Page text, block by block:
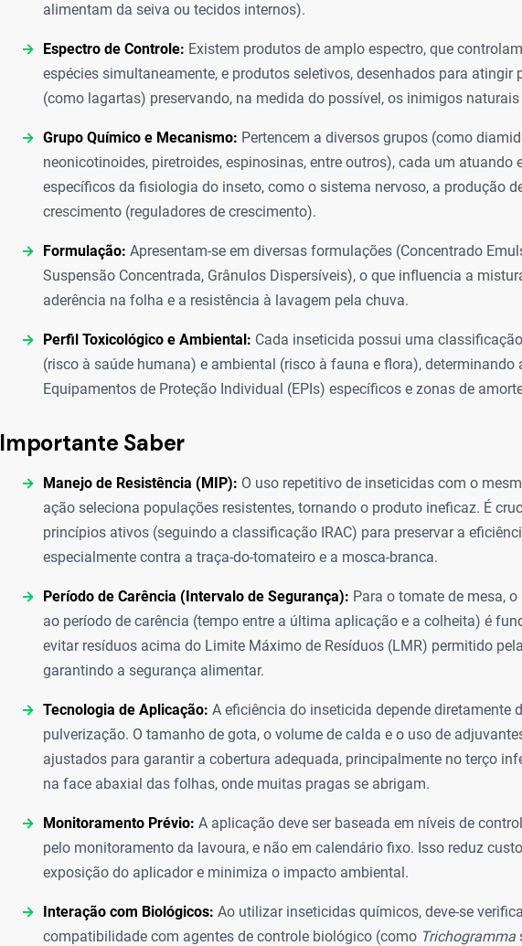
alimentam da seiva ou tecidos internos).
Espectro de Controle: Existem produtos de amplo espectro, que
espécies simultaneamente, e produtos seletivos, desenhados para atingir
(como lagartas) preservando, na medida do possível, os inimigos
Grupo Químico e Mecanismo: Pertencem a diversos grupos (como
neonicotinoides, piretroides, espinosinas, entre outros), cada um atuando
específicos da fisiologia do inseto, como o sistema nervoso, a produção
crescimento (reguladores de crescimento).
Formulação: Apresentam-se em diversas formulações (Concentrado
Suspensão Concentrada, Grânulos Dispersíveis), o que influencia a
aderência na folha e a resistência à lavagem pela chuva.
Perfil Toxicológico e Ambiental: Cada inseticida possui uma
(risco à saúde humana) e ambiental (risco à fauna e flora), determinando
Equipamentos de Proteção Individual (EPIs) específicos e zonas de
Importante Saber
Manejo de Resistência (MIP): O uso repetitivo de inseticidas com o
ação seleciona populações resistentes, tornando o produto ineficaz. É
princípios ativos (seguindo a classificação IRAC) para preservar a
especialmente contra a traça-do-tomateiro e a mosca-branca.
Período de Carência (Intervalo de Segurança): Para o tomate de mesa,
ao período de carência (tempo entre a última aplicação e a colheita) é
evitar resíduos acima do Limite Máximo de Resíduos (LMR) permitido
garantindo a segurança alimentar.
Tecnologia de Aplicação: A eficiência do inseticida depende diretamente
pulverização. O tamanho de gota, o volume de calda e o uso de
ajustados para garantir a cobertura adequada, principalmente no terço
na face abaxial das folhas, onde muitas pragas se abrigam.
Monitoramento Prévio: A aplicação deve ser baseada em níveis de
pelo monitoramento da lavoura, e não em calendário fixo. Isso reduz
exposição do aplicador e minimiza o impacto ambiental.
Interação com Biológicos: Ao utilizar inseticidas químicos, deve-se
compatibilidade com agentes de controle biológico (como Trichogramma